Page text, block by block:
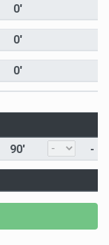
0'
0'
0'
90' -